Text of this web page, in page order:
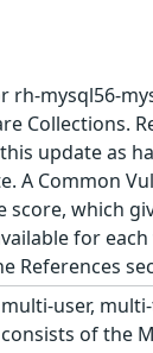
rh-mysql56-
Collections.
update as
A Common
score, which
for
References
multi-user,
of the